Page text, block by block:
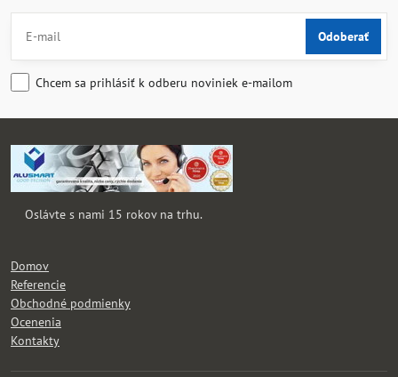
Odoberať
Chcem sa prihlásiť k odberu noviniek e-mailom
Oslávte s nami 15 rokov na trhu.
Domov
Referencie
Obchodné podmienky
Ocenenia
Kontakty